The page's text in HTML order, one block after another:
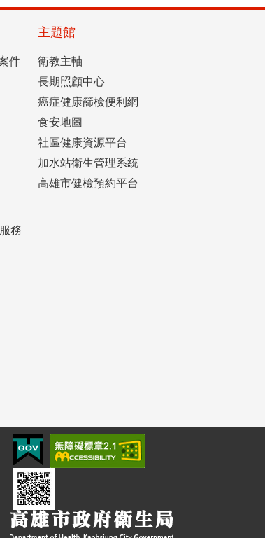
件
務
主題館
衛教主軸
長期照顧中心
癌症健康篩檢便利網
食安地圖
社區健康資源平台
加水站衛生管理系統
高雄市健檢預約平台